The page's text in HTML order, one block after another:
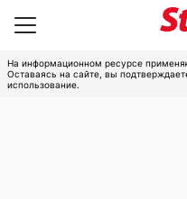
На информационном ресурсе
Оставаясь на сайте, вы
использование.